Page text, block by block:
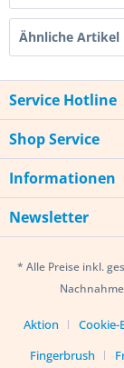
Ähnliche Artikel
Service Hotline
Shop Service
Informationen
Newsletter
* Alle Preise inkl.
Aktion Cookie-
Fingerbrush